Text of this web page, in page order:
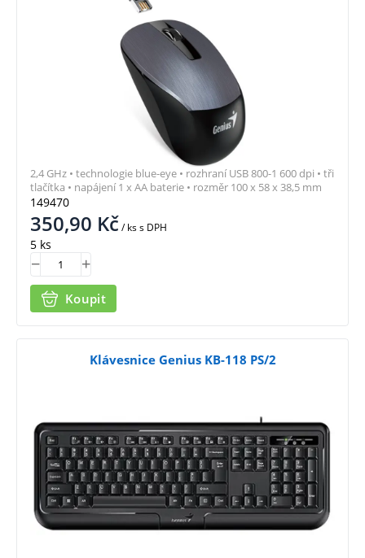
149470
350,90 Kč/ kss DPH
5 ks
Koupit
2,4 GHz • technologie blue-eye • rozhraní USB 800-1 600 dpi • tři
tlačítka • napájení 1 x AA baterie • rozměr 100 x 58 x 38,5 mm
Klávesnice Genius KB-118 PS/2